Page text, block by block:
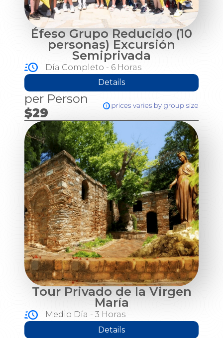
Éfeso Grupo Reducido (10
personas) Excursión
Semiprivada
Día Completo - 6 Horas
Details
per Person
$29
Tour Privado de la Virgen
María
Medio Día - 3 Horas
Details